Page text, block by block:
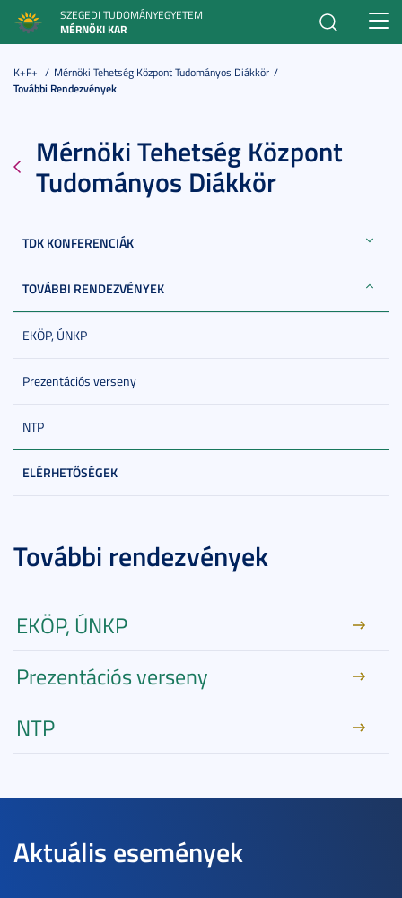
SZEGEDI TUDOMÁNYEGYETEM
MÉRNÖKI KAR
K+F+I
Mérnöki Tehetség Központ Tudományos Diákkör
További Rendezvények
Mérnöki Tehetség Központ
Tudományos Diákkör
TDK KONFERENCIÁK
TOVÁBBI RENDEZVÉNYEK
EKÖP, ÚNKP
Prezentációs verseny
NTP
ELÉRHETŐSÉGEK
További rendezvények
EKÖP, ÚNKP
Prezentációs verseny
NTP
Aktuális események